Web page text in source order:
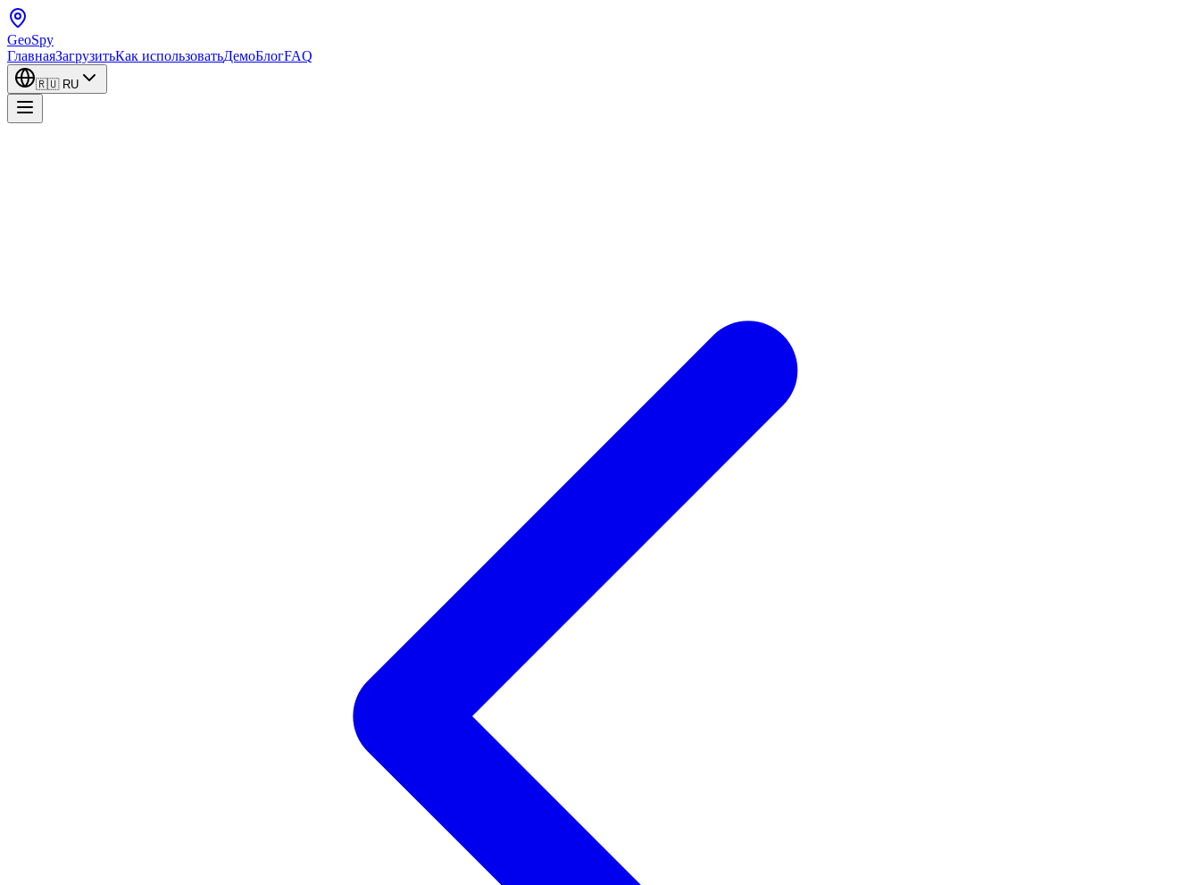
GeoSpy
ГлавнаяЗагрузитьКак использоватьДемоБлогFAQ
🇷🇺 RU